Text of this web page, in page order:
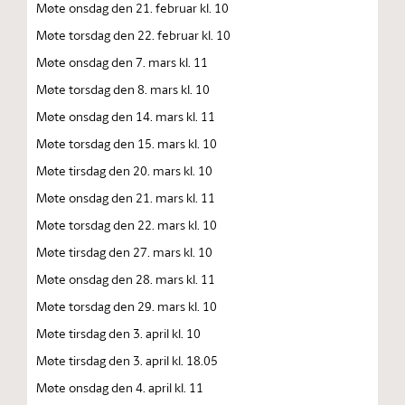
Møte onsdag den 21. februar kl. 10
Møte torsdag den 22. februar kl. 10
Møte onsdag den 7. mars kl. 11
Møte torsdag den 8. mars kl. 10
Møte onsdag den 14. mars kl. 11
Møte torsdag den 15. mars kl. 10
Møte tirsdag den 20. mars kl. 10
Møte onsdag den 21. mars kl. 11
Møte torsdag den 22. mars kl. 10
Møte tirsdag den 27. mars kl. 10
Møte onsdag den 28. mars kl. 11
Møte torsdag den 29. mars kl. 10
Møte tirsdag den 3. april kl. 10
Møte tirsdag den 3. april kl. 18.05
Møte onsdag den 4. april kl. 11